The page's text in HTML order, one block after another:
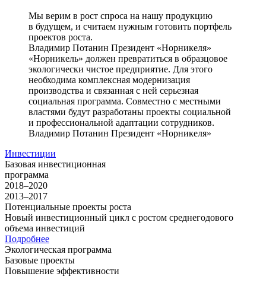
Мы верим в рост спроса на нашу продукцию
в будущем, и считаем нужным готовить портфель
проектов роста.
Владимир Потанин Президент «Норникеля»
«Норникель» должен превратиться в образцовое
экологически чистое предприятие. Для этого
необходима комплексная модернизация
производства и связанная с ней серьезная
социальная программа. Совместно с местными
властями будут разработаны проекты социальной
и профессиональной адаптации сотрудников.
Владимир Потанин Президент «Норникеля»
Инвестиции
Базовая инвестиционная
программа
2018–2020
2013–2017
Потенциальные проекты роста
Новый инвестиционный цикл с ростом среднегодового
объема инвестиций
Подробнее
Экологическая программа
Базовые проекты
Повышение эффективности